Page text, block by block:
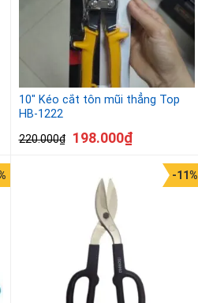
10″ Kéo cắt tôn mũi thẳng Top
HB-1222
220.000₫ 198.000₫
-11%